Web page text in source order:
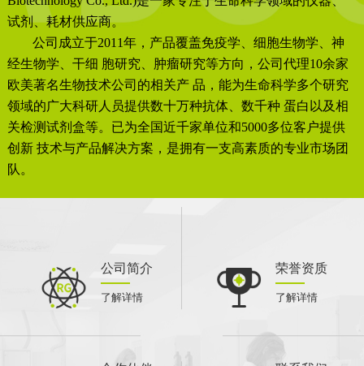
试剂、耗材供应商。
公司成立于2011年，产品覆盖免疫学、细胞生物学、神
经生物学、干细 胞研究、肿瘤研究等方向，公司代理10余家
欧美著名生物技术公司的相关产 品，能为生命科学多个研究
领域的广大科研人员提供数十万种抗体、数千种 蛋白以及相
关检测试剂盒等。已为全国近千家单位和5000多位客户提供
创新 技术与产品解决方案，是拥有一支高素质的专业市场团
队。
公司简介
了解详情
荣誉资质
了解详情